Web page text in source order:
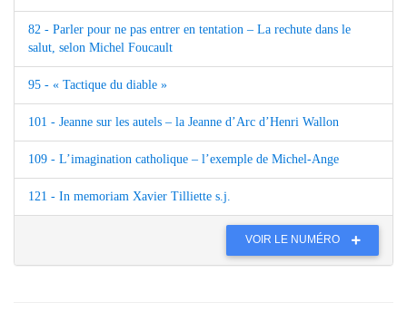
82 - Parler pour ne pas entrer en tentation – La rechute dans le
salut, selon Michel Foucault
95 - « Tactique du diable »
101 - Jeanne sur les autels – la Jeanne d’Arc d’Henri Wallon
109 - L’imagination catholique – l’exemple de Michel-Ange
121 - In memoriam Xavier Tilliette s.j.
VOIR LE NUMÉRO